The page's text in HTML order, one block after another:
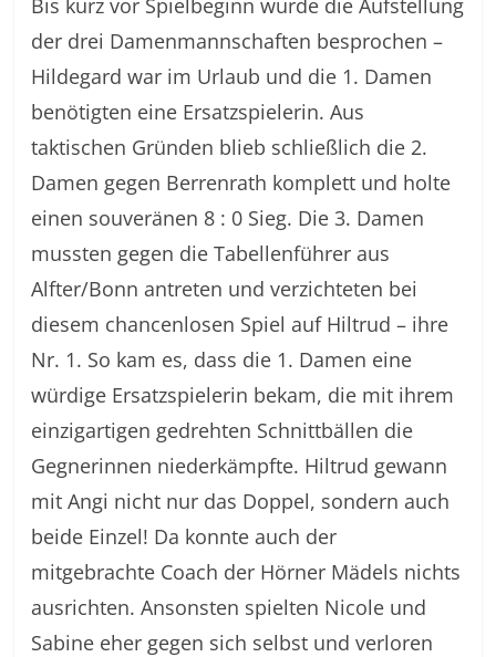
Bis kurz vor Spielbeginn wurde die Aufstellung
der drei Damenmannschaften besprochen –
Hildegard war im Urlaub und die 1. Damen
benötigten eine Ersatzspielerin. Aus
taktischen Gründen blieb schließlich die 2.
Damen gegen Berrenrath komplett und holte
einen souveränen 8 : 0 Sieg. Die 3. Damen
mussten gegen die Tabellenführer aus
Alfter/Bonn antreten und verzichteten bei
diesem chancenlosen Spiel auf Hiltrud – ihre
Nr. 1. So kam es, dass die 1. Damen eine
würdige Ersatzspielerin bekam, die mit ihrem
einzigartigen gedrehten Schnittbällen die
Gegnerinnen niederkämpfte. Hiltrud gewann
mit Angi nicht nur das Doppel, sondern auch
beide Einzel! Da konnte auch der
mitgebrachte Coach der Hörner Mädels nichts
ausrichten. Ansonsten spielten Nicole und
Sabine eher gegen sich selbst und verloren